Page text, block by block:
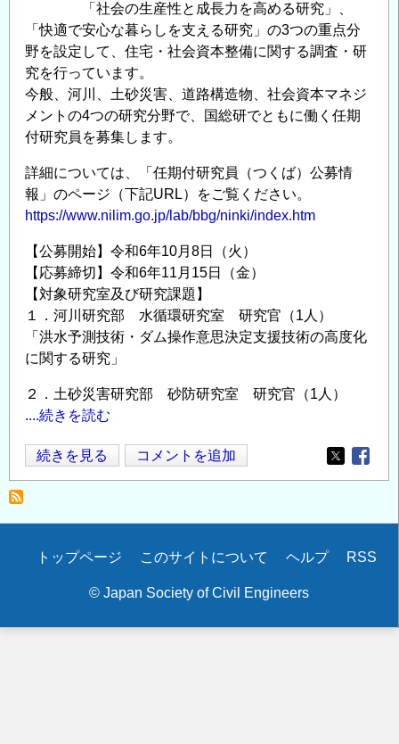
「社会の生産性と成長力を高める研究」、
「快適で安心な暮らしを支える研究」の3つの重点分
野を設定して、住宅・社会資本整備に関する調査・研
究を行っています。
今般、河川、土砂災害、道路構造物、社会資本マネジ
メントの4つの研究分野で、国総研でともに働く任期
付研究員を募集します。
詳細については、「任期付研究員（つくば）公募情
報」のページ（下記URL）をご覧ください。
https://www.nilim.go.jp/lab/bbg/ninki/index.htm
【公募開始】令和6年10月8日（火）
【応募締切】令和6年11月15日（金）
【対象研究室及び研究課題】
１．河川研究部 水循環研究室 研究官（1人）
「洪水予測技術・ダム操作意思決定支援技術の高度化
に関する研究」
２．土砂災害研究部 砂防研究室 研究官（1人）
....続きを読む
国
土
通
国
続きを見る コメントを追加
Opens in
Secondary
トップページ このサイトについて ヘルプ RSS
© Japan Society of Civil Engineers